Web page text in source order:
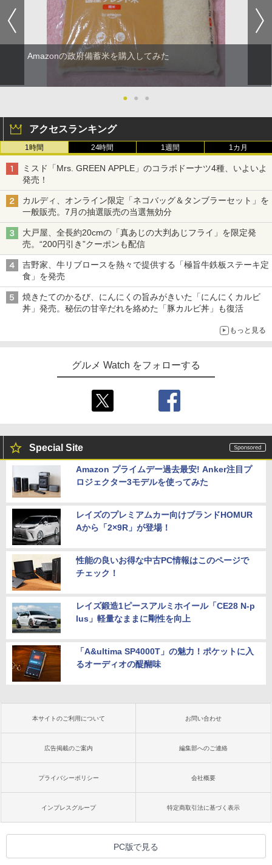
Amazonの政府備蓄米を購入してみた
● ● ●
アクセスランキング
1時間 24時間 1週間 1カ月
ミスド「Mrs. GREEN APPLE」のコラボドーナツ4種、いよいよ
発売！
カルディ、オンライン限定「ネコバッグ＆タンブラーセット」を
一般販売。7月の抽選販売の当選無効分
大戸屋、全長約20cmの「真あじの大判あじフライ」を限定発
売。“200円引き”クーポンも配信
吉野家、牛リブロースを熱々で提供する「極旨牛鉄板ステーキ定
食」を発売
焼きたてのかるび、にんにくの旨みがきいた「にんにくカルビ
丼」発売。秘伝の甘辛だれを絡めた「豚カルビ丼」も復活
もっと見る
グルメ Watch をフォローする
Special Site
Amazon プライムデー過去最安! Anker注目プ
ロジェクター3モデルを使ってみた
レイズのプレミアムカー向けブランドHOMUR
Aから「2×9R」が登場！
性能の良いお得な中古PC情報はこのページで
チェック！
レイズ鍛造1ピースアルミホイール「CE28 N-p
lus」軽量なままに剛性を向上
「A&ultima SP4000T」の魅力！ポケットに入
るオーディオの醍醐味
本サイトのご利用について お問い合わせ
広告掲載のご案内 編集部へのご連絡
プライバシーポリシー 会社概要
インプレスグループ 特定商取引法に基づく表示
PC版で見る